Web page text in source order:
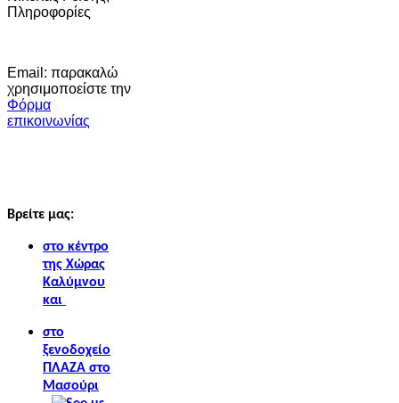
Πληροφορίες
Email: παρακαλώ
χρησιμοποείστε την
Φόρμα
επικοινωνίας
Βρείτε μας:
στο κέντρο
της Χώρας
Καλύμνου
και
στο
ξενοδοχείο
ΠΛΑΖΑ στο
Μασούρι